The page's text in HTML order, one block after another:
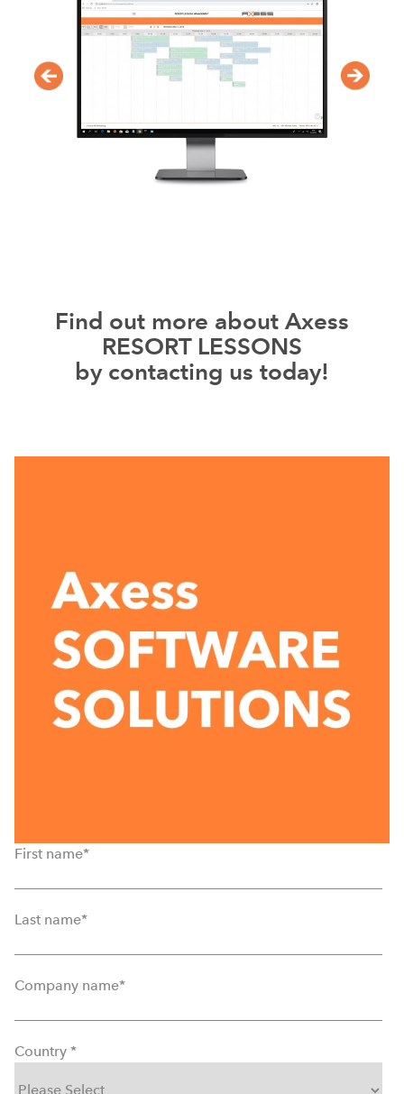
Find out more about Axess
RESORT LESSONS
by contacting us today!
First name*
Last name*
Company name*
Country *